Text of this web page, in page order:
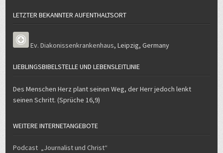
LETZTER BEKANNTER AUFENTHALTSORT
Ev. Diakonissenkrankenhaus,Leipzig,Germany
LIEBLINGSBIBELSTELLE UND LEBENSLEITLINIE
Des Menschen Herz plant seinen Weg, der Herr jedoch lenkt
seinen Schritt. (Sprüche 16,9)
WEITERE INTERNETANGEBOTE
Podcast „Journalist und Christ“